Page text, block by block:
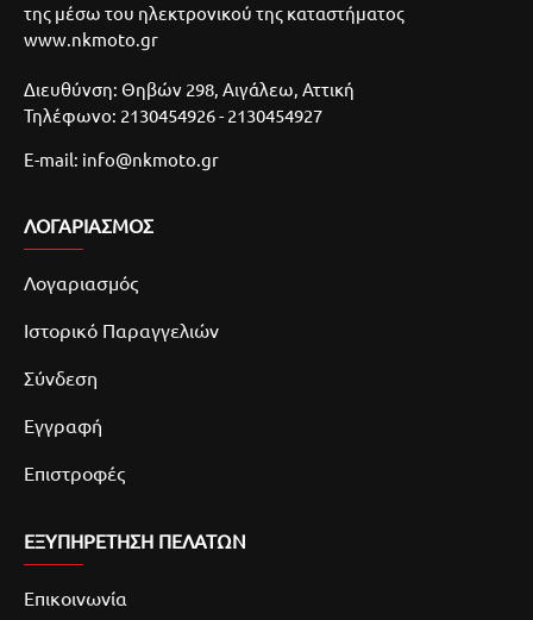
της μέσω του ηλεκτρονικού της καταστήματος
www.nkmoto.gr
Διευθύνση: Θηβών 298, Αιγάλεω, Αττική
Τηλέφωνο: 2130454926 - 2130454927
E-mail: info@nkmoto.gr
ΛΟΓΑΡΙΑΣΜΌΣ
Λογαριασμός
Ιστορικό Παραγγελιών
Σύνδεση
Εγγραφή
Επιστροφές
ΕΞΥΠΗΡΕΤΗΣΗ ΠΕΛΑΤΩΝ
Επικοινωνία